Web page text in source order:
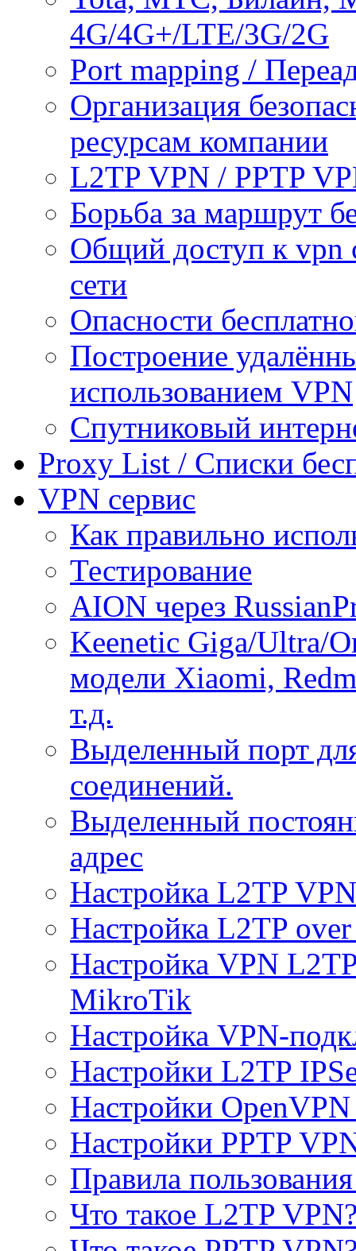
4G/4G+/LTE/3G/2G
Port mapping /
Организация
ресурсам компании
L2TP VPN / PPTP
Борьба за маршрут
Общий доступ к vpn
сети
Опасности
Построение
использованием VPN
Спутниковый
Proxy List / Списки
VPN сервис
Как правильно
Тестирование
AION через
Keenetic Giga/Ultra/
модели Xiaomi,
т.д.
Выделенный порт
соединений.
Выделенный
адрес
Настройка L2TP
Настройка L2TP
Настройка VPN
MikroTik
Настройка VPN-
Настройки L2TP
Настройки
Настройки PPTP
Правила
Что такое L2TP